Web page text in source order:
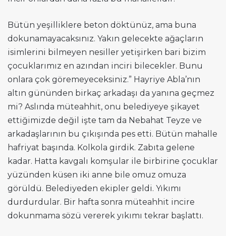
Bütün yeşilliklere beton döktünüz, ama buna
dokunamayacaksınız. Yakın gelecekte ağaçların
isimlerini bilmeyen nesiller yetişirken bari bizim
çocuklarımız en azından inciri bilecekler. Bunu
onlara çok göremeyeceksiniz.” Hayriye Abla’nın
altın gününden birkaç arkadaşı da yanına geçmez
mi? Aslında müteahhit, onu belediyeye şikayet
ettiğimizde değil işte tam da Nebahat Teyze ve
arkadaşlarının bu çıkışında pes etti. Bütün mahalle
hafriyat başında. Kolkola girdik. Zabıta gelene
kadar. Hatta kavgalı komşular ile birbirine çocuklar
yüzünden küsen iki anne bile omuz omuza
görüldü. Belediyeden ekipler geldi. Yıkımı
durdurdular. Bir hafta sonra müteahhit incire
dokunmama sözü vererek yıkımı tekrar başlattı.